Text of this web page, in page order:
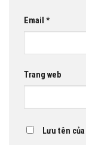
Email *
Trang web
Lưu tên